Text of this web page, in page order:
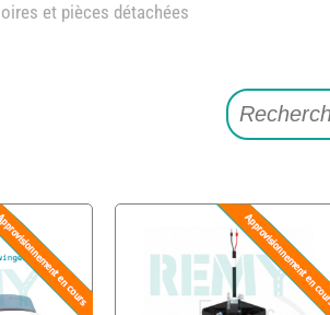
et pièces détachées